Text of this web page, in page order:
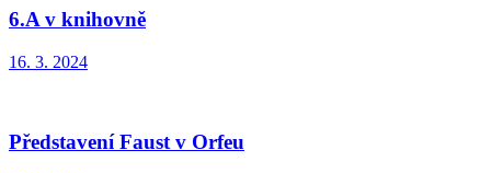
6.A v knihovně
16. 3. 2024
Představení Faust v Orfeu